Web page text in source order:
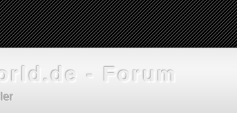
- Forum